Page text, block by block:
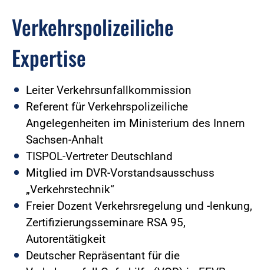
Verkehrspolizeiliche
Expertise
Leiter Verkehrsunfallkommission
Referent für Verkehrspolizeiliche
Angelegenheiten im Ministerium des Innern
Sachsen-Anhalt
TISPOL-Vertreter Deutschland
Mitglied im DVR-Vorstandsausschuss
„Verkehrstechnik“
Freier Dozent Verkehrsregelung und -lenkung,
Zertifizierungsseminare RSA 95,
Autorentätigkeit
Deutscher Repräsentant für die